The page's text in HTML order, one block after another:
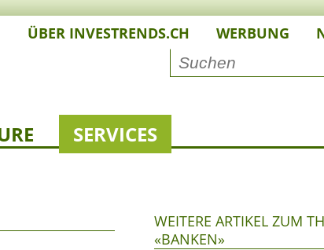
ÜBER INVESTRENDS.CH WERBUNG
SERVICES
WEITERE ARTIKEL ZUM
«BANKEN»